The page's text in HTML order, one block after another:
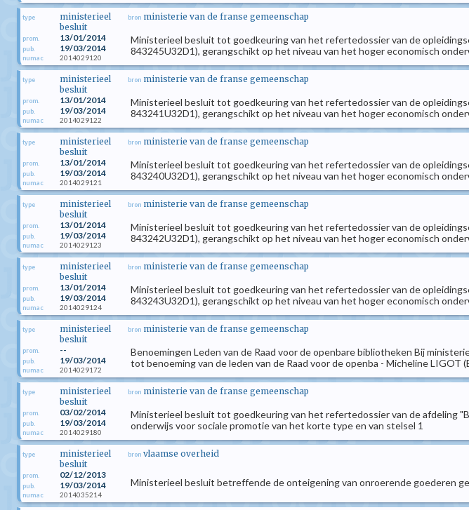
type
ministerieel
besluit
prom. 13/01/2014
pub. 19/03/2014
numac 2014029120
bron ministerie van de franse gemeenschap
Ministerieel besluit tot goedkeuring van het refertedossier van de
843245U32D1), gerangschikt op het niveau van het hoger economisch
type
ministerieel
besluit
prom. 13/01/2014
pub. 19/03/2014
numac 2014029122
bron ministerie van de franse gemeenschap
Ministerieel besluit tot goedkeuring van het refertedossier van de
843241U32D1), gerangschikt op het niveau van het hoger economisch
type
ministerieel
besluit
prom. 13/01/2014
pub. 19/03/2014
numac 2014029121
bron ministerie van de franse gemeenschap
Ministerieel besluit tot goedkeuring van het refertedossier van de
843240U32D1), gerangschikt op het niveau van het hoger economisch
type
ministerieel
besluit
prom. 13/01/2014
pub. 19/03/2014
numac 2014029123
bron ministerie van de franse gemeenschap
Ministerieel besluit tot goedkeuring van het refertedossier van de
843242U32D1), gerangschikt op het niveau van het hoger economisch
type
ministerieel
besluit
prom. 13/01/2014
pub. 19/03/2014
numac 2014029124
bron ministerie van de franse gemeenschap
Ministerieel besluit tot goedkeuring van het refertedossier van de
843243U32D1), gerangschikt op het niveau van het hoger economisch
type
ministerieel
besluit
prom. --
pub. 19/03/2014
numac 2014029172
bron ministerie van de franse gemeenschap
Benoemingen Leden van de Raad voor de openbare bibliotheken Bij
tot benoeming van de leden van de Raad voor de openba - Micheline LIGOT
type
ministerieel
besluit
prom. 03/02/2014
pub. 19/03/2014
numac 2014029180
bron ministerie van de franse gemeenschap
Ministerieel besluit tot goedkeuring van het refertedossier van de afdeling
onderwijs voor sociale promotie van het korte type en van stelsel 1
type
ministerieel
besluit
prom. 02/12/2013
pub. 19/03/2014
numac 2014035214
bron vlaamse overheid
Ministerieel besluit betreffende de onteigening van onroerende goederen